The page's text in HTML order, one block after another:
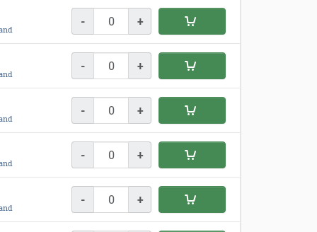
- +
- +
- +
- +
- +